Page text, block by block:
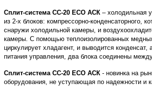
Сплит-система СС-20 ECO АСК – холодильная
из 2-х блоков: компрессорно-конденсаторного,
снаружи холодильной камеры, и
камеры. С помощью теплоизолированных
циркулирует хладагент, и выводится конденсат,
питания управления, два блока соединены
Сплит-система СС-20 ECO АСК - новинка на
оборудования, не уступающая по надежности и